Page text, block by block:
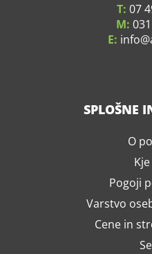
T: 07
M:
E: info
SPLOŠNE
O
Pogoji
Varstvo
Cene in